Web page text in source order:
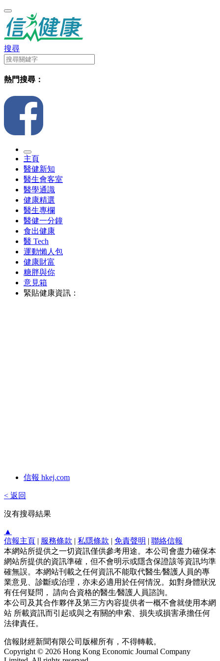
搜尋
熱門搜尋：
主頁
醫健新知
醫生會客室
醫學通識
健康精選
醫生專欄
醫健一分鐘
食出健康
醫 Tech
運動懶人包
健康財富
糖胖與你
意見箱
緊貼健康資訊：
信報 hkej.com
< 返回
沒有搜尋結果
▲
信報主頁 | 服務條款 | 私隱條款 | 免責聲明 | 聯絡信報
本網站所提供之一切資訊僅供參考用途。本公司會盡力確保本
網站所提供的資訊準確，但不會明示或隱含保證該等資訊均準
確無誤。本網站刊載之任何資訊不能取代醫生∕醫護人員的專
業意見、診斷或治理，亦未必適用於任何情況。如對身體狀況
有任何疑問， 請向合資格的醫生∕醫護人員諮詢。
本公司及其合作夥伴及第三方內容提供者一概不會就使用本網
站 所載資訊而引起或與之有關的申索、損失或損害承擔任何
法律責任。
信報財經新聞有限公司版權所有，不得轉載。
Copyright © 2026 Hong Kong Economic Journal Company